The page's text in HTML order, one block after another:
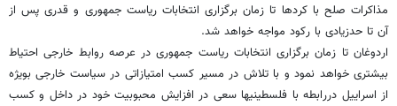
مذاکرات صلح با کردها تا زمان برگزاری انتخابات ریاست جمهوری و قدری پس از
آن تا حدزیادی با رکود مواجه خواهد شد.
اردوغان تا زمان برگزاری انتخابات ریاست جمهوری در عرصه روابط خارجی احتیاط
بیشتری خواهد نمود و با تلاش در مسیر کسب امتیازاتی در سیاست خارجی بویژه
از اسراییل دررابطه با فلسطینیها سعی در افزایش محبوبیت خود در داخل و کسب